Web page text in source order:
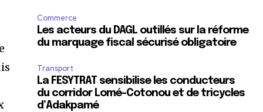
Commerce
Les acteurs du DAGL outillés sur la réforme
du marquage fiscal sécurisé obligatoire
Transport
La FESYTRAT sensibilise les conducteurs
du corridor Lomé-Cotonou et de tricycles
d’Adakpamé